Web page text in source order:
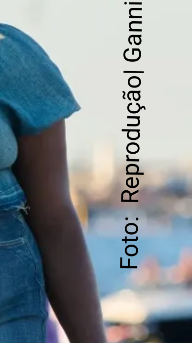
Foto: Reprodução| Ganni